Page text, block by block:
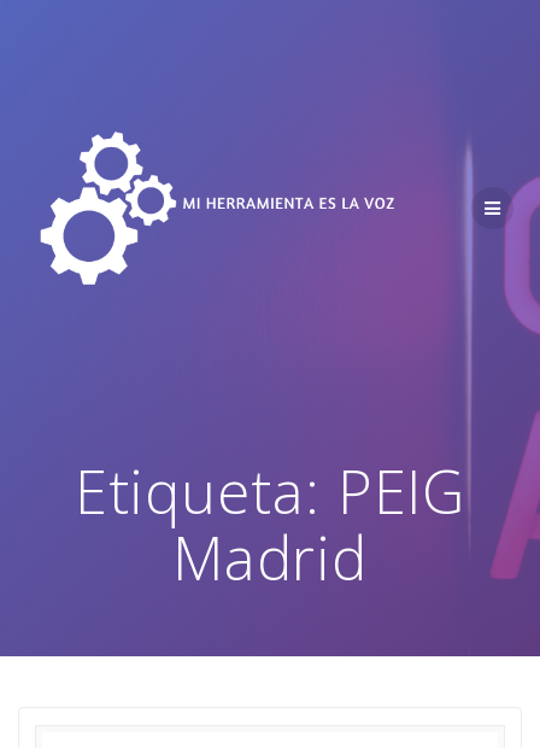
Etiqueta: PEIG
Madrid